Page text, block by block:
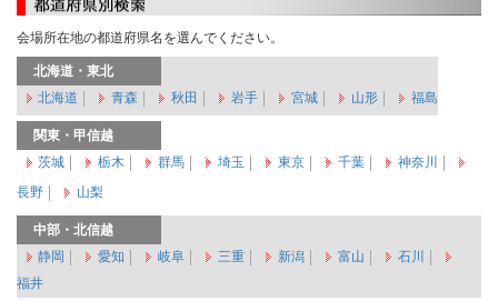
会場所在地の都道府県名を選んでください。
北海道・東北
北海道
青森 秋田 岩手 宮城 山形 福島
関東・甲信越
茨城
栃木 群馬 埼玉 東京 千葉
神奈川
長野
山梨
中部・北信越
静岡
愛知 岐阜 三重 新潟 富山
石川
福井